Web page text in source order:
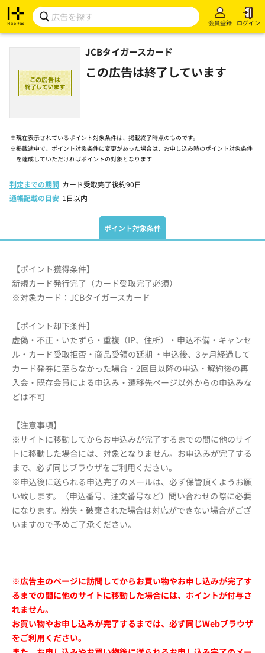
会員登録 ログイン
JCBタイガースカード
この広告は終了しています
※現在表示されているポイント対象条件は、掲載終了時点のものです。
※掲載途中で、ポイント対象条件に変更があった場合は、お申し込み時のポイント対象条件
を達成していただければポイントの対象となります
判定までの期間 カード受取完了後約90日
通帳記載の目安 1日以内
ポイント対象条件
【ポイント獲得条件】
新規カード発行完了（カード受取完了必須）
※対象カード：JCBタイガースカード
【ポイント却下条件】
虚偽・不正・いたずら・重複（IP、住所）・申込不備・キャンセ
ル・カード受取拒否・商品受領の延期 ・申込後、3ヶ月経過して
カード発券に至らなかった場合・2回目以降の申込・解約後の再
入会・既存会員による申込み・遷移先ページ以外からの申込みな
どは不可
【注意事項】
※サイトに移動してからお申込みが完了するまでの間に他のサイ
トに移動した場合には、対象となりません。お申込みが完了する
まで、必ず同じブラウザをご利用ください。
※申込後に送られる申込完了のメールは、必ず保管頂くようお願
い致します。（申込番号、注文番号など）問い合わせの際に必要
になります。紛失・破棄された場合は対応ができない場合がござ
いますので予めご了承ください。
※広告主のページに訪問してからお買い物やお申し込みが完了す
るまでの間に他のサイトに移動した場合には、ポイントが付与さ
れません。
お買い物やお申し込みが完了するまでは、必ず同じWebブラウザ
をご利用ください。